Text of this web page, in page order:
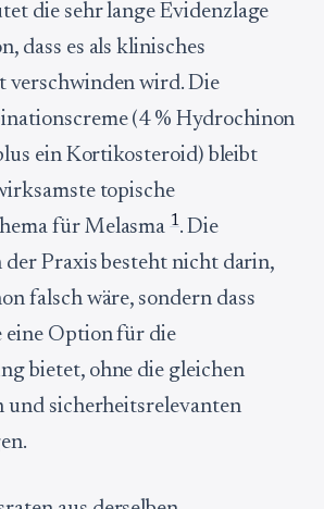
die sehr lange Evidenzlage
dass es als klinisches
verschwinden wird. Die
(4 % Hydrochinon
ein Kortikosteroid) bleibt
topische
für Melasma1. Die
der Praxis besteht nicht darin,
falsch wäre, sondern dass
eine Option für die
bietet, ohne die gleichen
und sicherheitsrelevanten